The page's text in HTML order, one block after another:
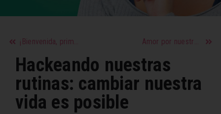
¡Bienvenida, primavera! Nuestros favoritos para vestir tu hogar esta temporada Amor por nuestro pelo con rulos
Hackeando nuestras
rutinas: cambiar nuestra
vida es posible